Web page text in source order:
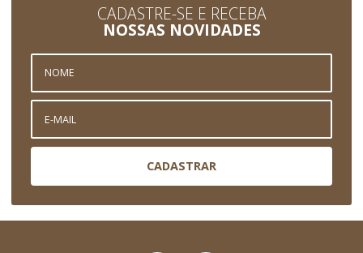
CADASTRE-SE E RECEBA
NOSSAS NOVIDADES
CADASTRAR